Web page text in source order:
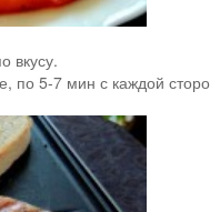
вкусу.
по 5-7 мин с каждой